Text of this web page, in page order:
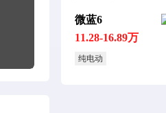
微蓝6
11.28-16.89万
纯电动